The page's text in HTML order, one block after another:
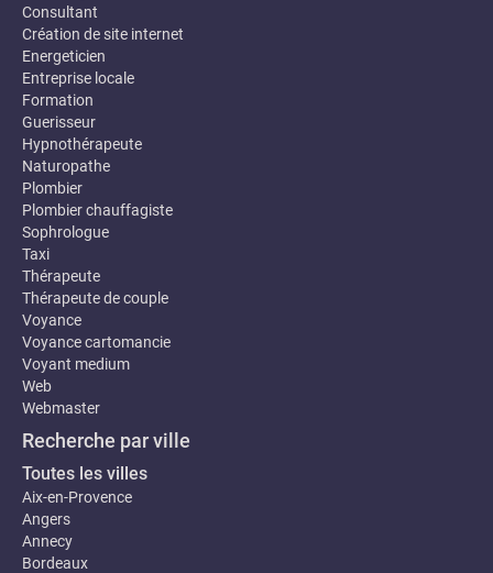
Consultant
Création de site internet
Energeticien
Entreprise locale
Formation
Guerisseur
Hypnothérapeute
Naturopathe
Plombier
Plombier chauffagiste
Sophrologue
Taxi
Thérapeute
Thérapeute de couple
Voyance
Voyance cartomancie
Voyant medium
Web
Webmaster
Recherche par ville
Toutes les villes
Aix-en-Provence
Angers
Annecy
Bordeaux